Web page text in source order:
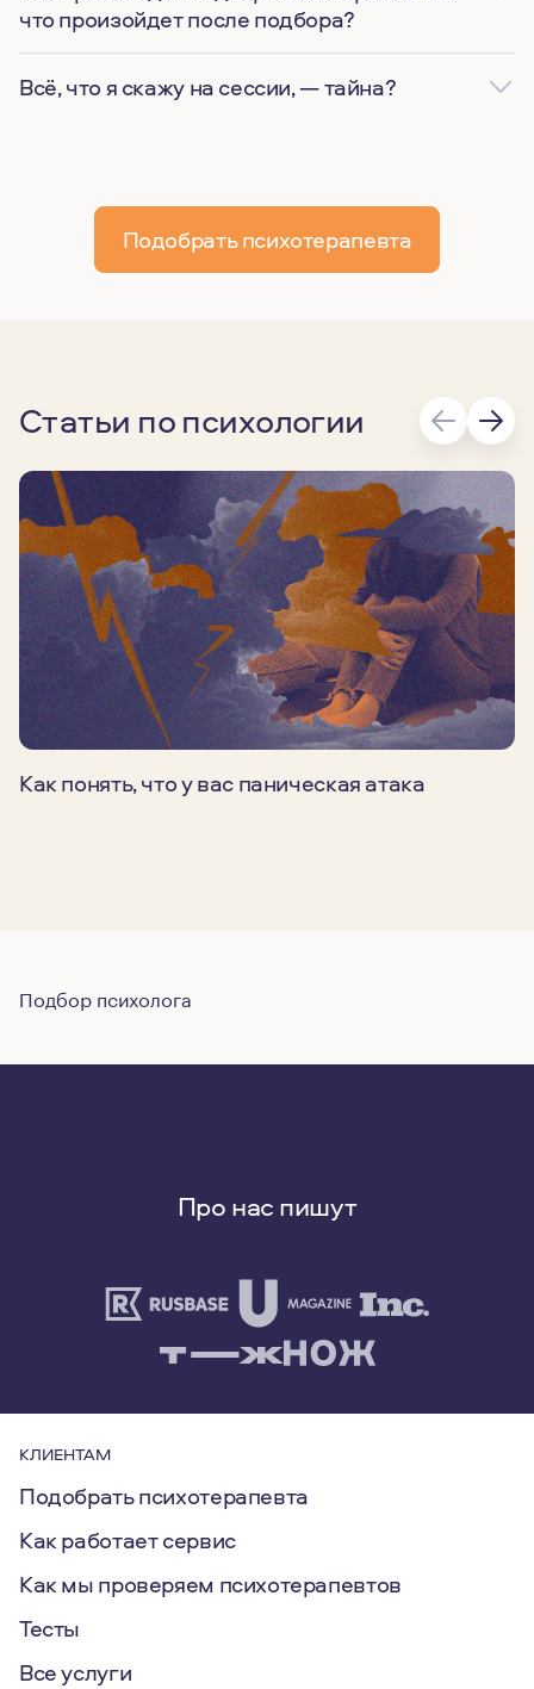
что произойдет после подбора?
Всё, что я скажу на сессии, — тайна?
Подобрать психотерапевта
Статьи по психологии
Как понять, что у вас паническая атака
Подбор психолога
Про нас пишут
КЛИЕНТАМ
Подобрать психотерапевта
Как работает сервис
Как мы проверяем психотерапевтов
Тесты
Все услуги